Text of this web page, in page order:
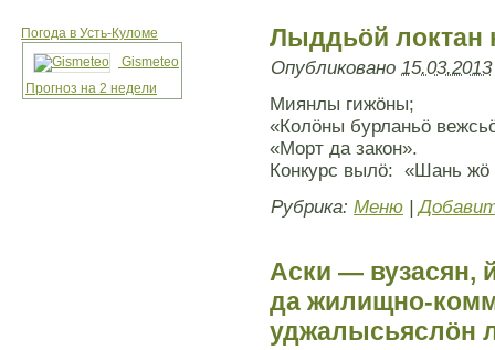
Погода в Усть-Куломе
Gismeteo
Прогноз на 2 недели
Лыддьöй локтан
Опубликовано 15.03.2013
Миянлы гижöны;
«Колöны бурланьö
«Морт да закон».
Конкурс вылö: «Шань жö
Рубрика: Меню |
Аски — вузасян,
да жилищно-
уджалысьяслöн